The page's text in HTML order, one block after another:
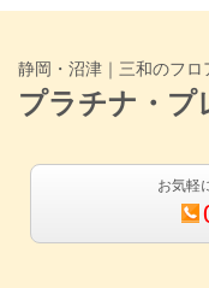
静岡・沼津｜三和のフロ
プラチナ・プ
お気軽